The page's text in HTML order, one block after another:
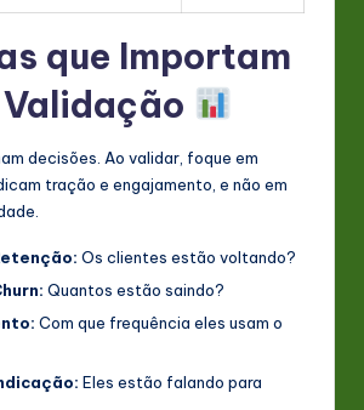
que Importam
decisões. Ao validar, foque em
tração e engajamento, e não em
Os clientes estão voltando?
Quantos estão saindo?
Com que frequência eles usam o
Eles estão falando para